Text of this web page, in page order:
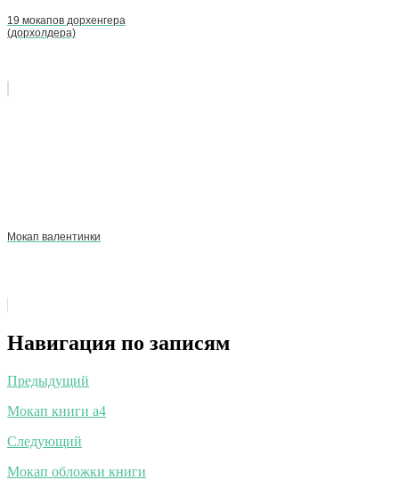
19 мокапов дорхенгера
(дорхолдера)
Мокап валентинки
Навигация по записям
Предыдущий
Мокап книги а4
Следующий
Мокап обложки книги